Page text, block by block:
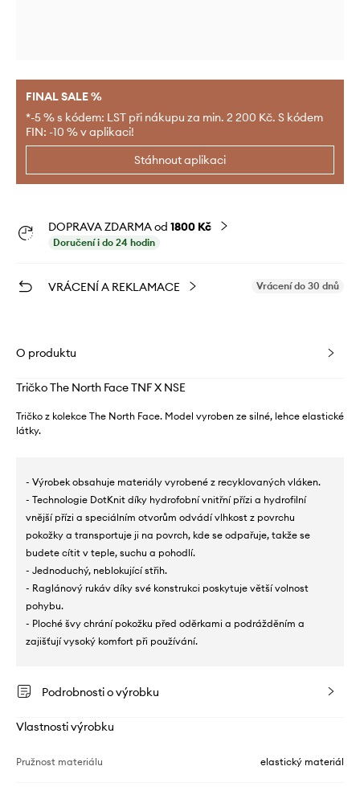
FINAL SALE %
*-5 % s kódem: LST při nákupu za min. 2 200 Kč. S kódem
FIN: -10 % v aplikaci!
Stáhnout aplikaci
DOPRAVA ZDARMA od 1800 Kč
Doručení i do 24 hodin
VRÁCENÍ A REKLAMACE Vrácení do 30 dnů
O produktu
Tričko The North Face TNF X NSE
Tričko z kolekce The North Face. Model vyroben ze silné, lehce elastické
látky.
- Výrobek obsahuje materiály vyrobené z recyklovaných vláken.
- Technologie DotKnit díky hydrofobní vnitřní přízi a hydrofilní
vnější přízi a speciálním otvorům odvádí vlhkost z povrchu
pokožky a transportuje ji na povrch, kde se odpařuje, takže se
budete cítit v teple, suchu a pohodlí.
- Jednoduchý, neblokující střih.
- Raglánový rukáv díky své konstrukci poskytuje větší volnost
pohybu.
- Ploché švy chrání pokožku před oděrkami a podrážděním a
zajišťují vysoký komfort při používání.
Podrobnosti o výrobku
Vlastnosti výrobku
Pružnost materiálu elastický materiál